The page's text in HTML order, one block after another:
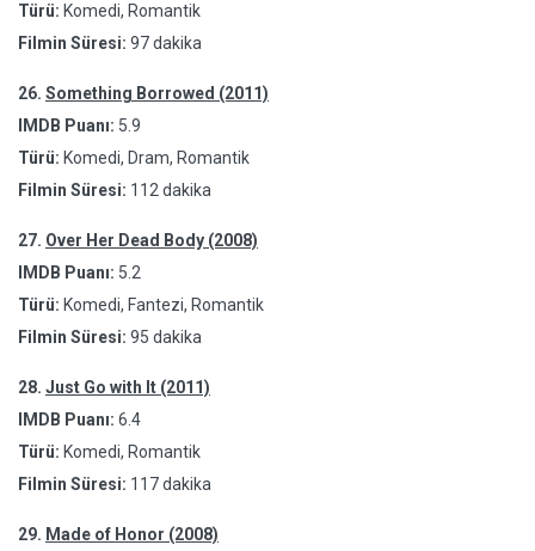
Türü: Komedi, Romantik
Filmin Süresi: 97 dakika
26. Something Borrowed (2011)
IMDB Puanı: 5.9
Türü: Komedi, Dram, Romantik
Filmin Süresi: 112 dakika
27. Over Her Dead Body (2008)
IMDB Puanı: 5.2
Türü: Komedi, Fantezi, Romantik
Filmin Süresi: 95 dakika
28. Just Go with It (2011)
IMDB Puanı: 6.4
Türü: Komedi, Romantik
Filmin Süresi: 117 dakika
29. Made of Honor (2008)